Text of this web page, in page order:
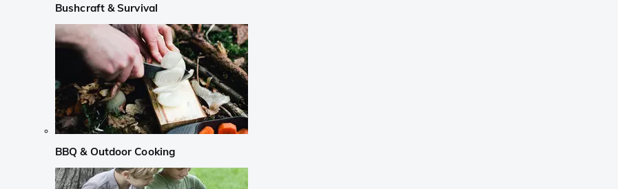
Bushcraft & Survival
BBQ & Outdoor Cooking